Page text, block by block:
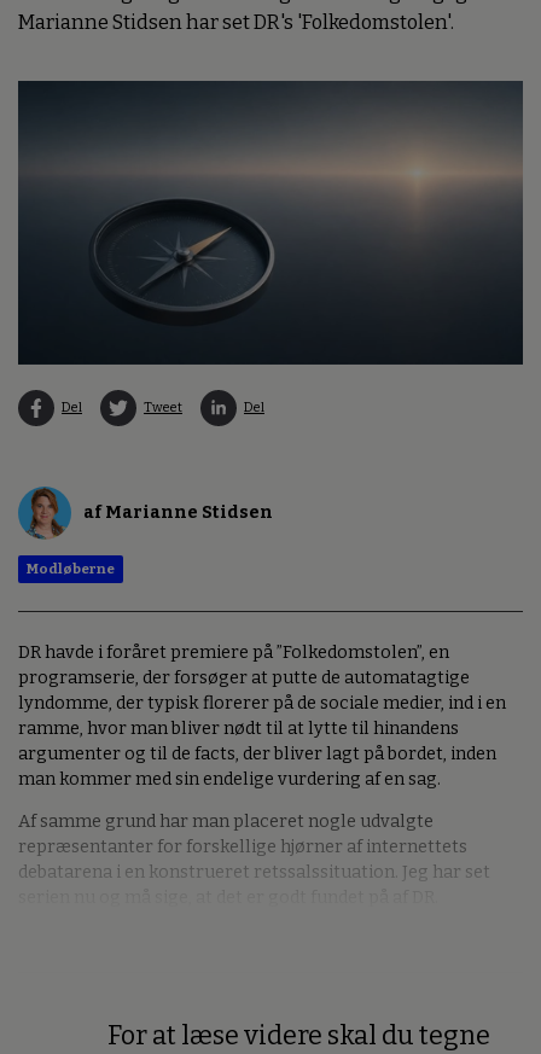
Marianne Stidsen har set DR's 'Folkedomstolen'.
Del Tweet Del
af Marianne Stidsen
Modløberne
DR havde i foråret premiere på ”Folkedomstolen”, en
programserie, der forsøger at putte de automatagtige
lyndomme, der typisk florerer på de sociale medier, ind i en
ramme, hvor man bliver nødt til at lytte til hinandens
argumenter og til de facts, der bliver lagt på bordet, inden
man kommer med sin endelige vurdering af en sag.
Af samme grund har man placeret nogle udvalgte
repræsentanter for forskellige hjørner af internettets
debatarena i en konstrueret retssalssituation. Jeg har set
For at læse videre skal du tegne